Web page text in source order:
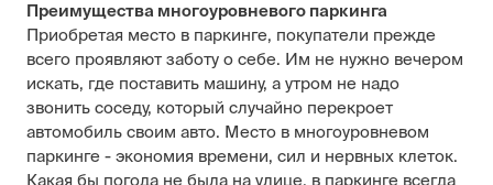
Преимущества многоуровневого паркинга
Приобретая место в паркинге, покупатели прежде
всего проявляют заботу о себе. Им не нужно вечером
искать, где поставить машину, а утром не надо
звонить соседу, который случайно перекроет
автомобиль своим авто. Место в многоуровневом
паркинге - экономия времени, сил и нервных клеток.
Какая бы погода не была на улице, в паркинге всегда